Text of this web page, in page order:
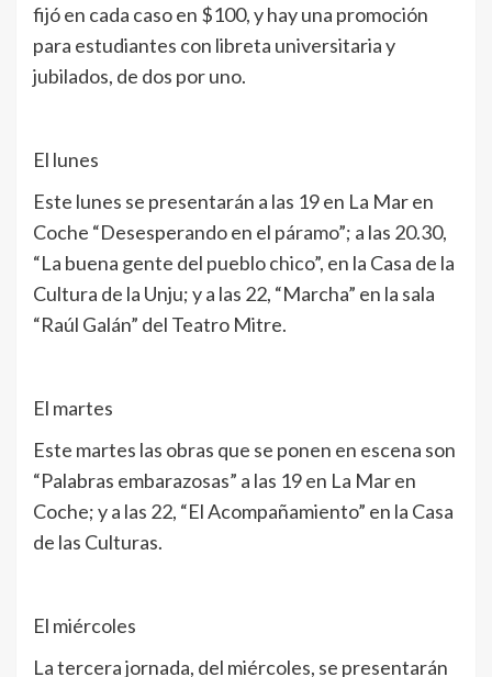
fijó en cada caso en $100, y hay una promoción
para estudiantes con libreta universitaria y
jubilados, de dos por uno.
El lunes
Este lunes se presentarán a las 19 en La Mar en
Coche “Desesperando en el páramo”; a las 20.30,
“La buena gente del pueblo chico”, en la Casa de la
Cultura de la Unju; y a las 22, “Marcha” en la sala
“Raúl Galán” del Teatro Mitre.
El martes
Este martes las obras que se ponen en escena son
“Palabras embarazosas” a las 19 en La Mar en
Coche; y a las 22, “El Acompañamiento” en la Casa
de las Culturas.
El miércoles
La tercera jornada, del miércoles, se presentarán